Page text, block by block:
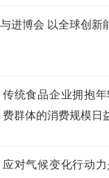
进博会 以全球创新
传统食品企业拥抱
费群体的消费规模日
应对气候变化行动